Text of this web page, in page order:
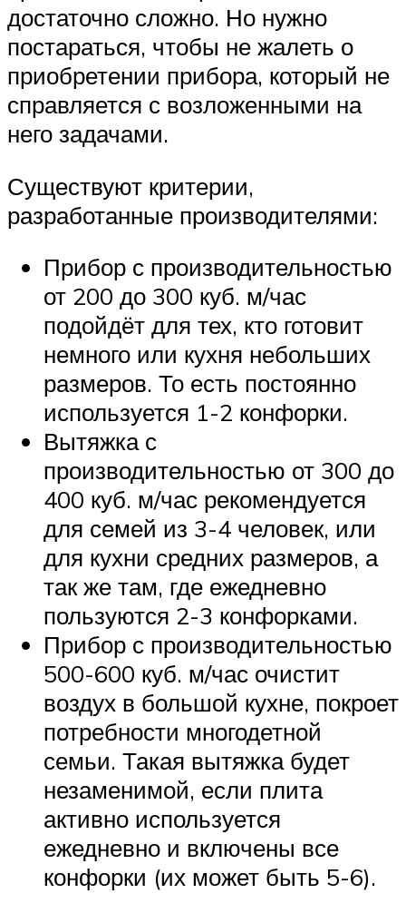
достаточно сложно. Но нужно
постараться, чтобы не жалеть о
приобретении прибора, который не
справляется с возложенными на
него задачами.
Существуют критерии,
разработанные производителями:
Прибор с производительностью
от 200 до 300 куб. м/час
подойдёт для тех, кто готовит
немного или кухня небольших
размеров. То есть постоянно
используется 1-2 конфорки.
Вытяжка с
производительностью от 300 до
400 куб. м/час рекомендуется
для семей из 3-4 человек, или
для кухни средних размеров, а
так же там, где ежедневно
пользуются 2-3 конфорками.
Прибор с производительностью
500-600 куб. м/час очистит
воздух в большой кухне, покроет
потребности многодетной
семьи. Такая вытяжка будет
незаменимой, если плита
активно используется
ежедневно и включены все
конфорки (их может быть 5-6).